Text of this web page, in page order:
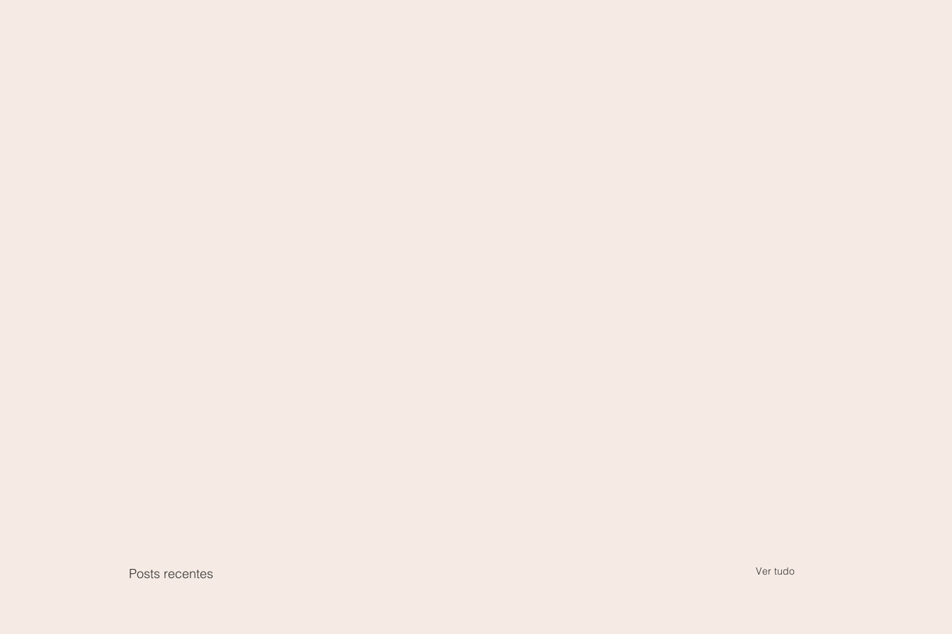
Posts recentes Ver tudo